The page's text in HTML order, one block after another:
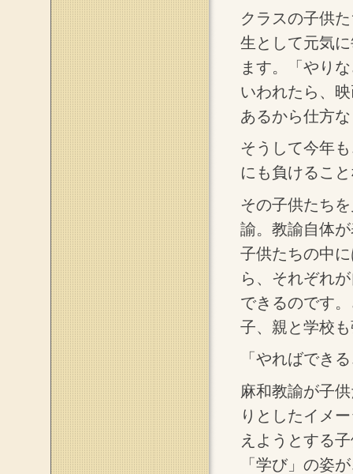
クラスの子供
生として元気
ます。「やり
いわれたら、
あるから仕方
そうして今年
にも負けるこ
その子供たち
諭。教諭自体
子供たちの中
ら、それぞれ
できるのです
子、親と学校
「やればでき
麻和教諭が子
りとしたイメ
えようとする
「学び」の姿